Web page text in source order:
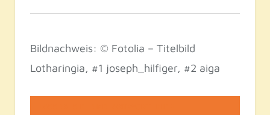
Bildnachweis: © Fotolia – Titelbild
Lotharingia, #1 joseph_hilfiger, #2 aiga